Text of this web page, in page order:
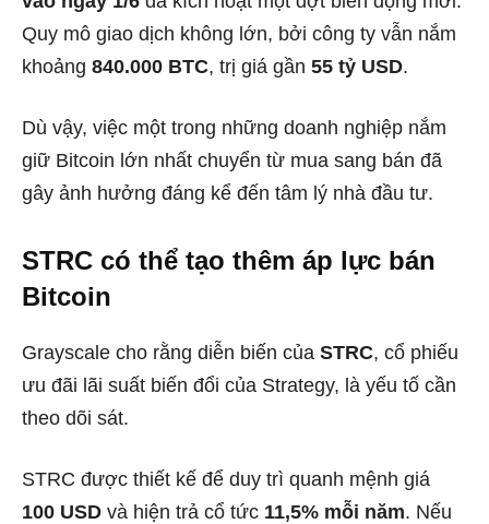
Quy mô giao dịch không lớn, bởi công ty vẫn nắm
khoảng 840.000 BTC, trị giá gần 55 tỷ USD.
Dù vậy, việc một trong những doanh nghiệp nắm
giữ Bitcoin lớn nhất chuyển từ mua sang bán đã
gây ảnh hưởng đáng kể đến tâm lý nhà đầu tư.
STRC có thể tạo thêm áp lực bán
Bitcoin
Grayscale cho rằng diễn biến của STRC, cổ phiếu
ưu đãi lãi suất biến đổi của Strategy, là yếu tố cần
theo dõi sát.
STRC được thiết kế để duy trì quanh mệnh giá
100 USD và hiện trả cổ tức 11,5% mỗi năm. Nếu